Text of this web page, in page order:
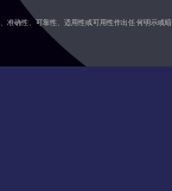
确性、可靠性、适用性或可用性作出任何明